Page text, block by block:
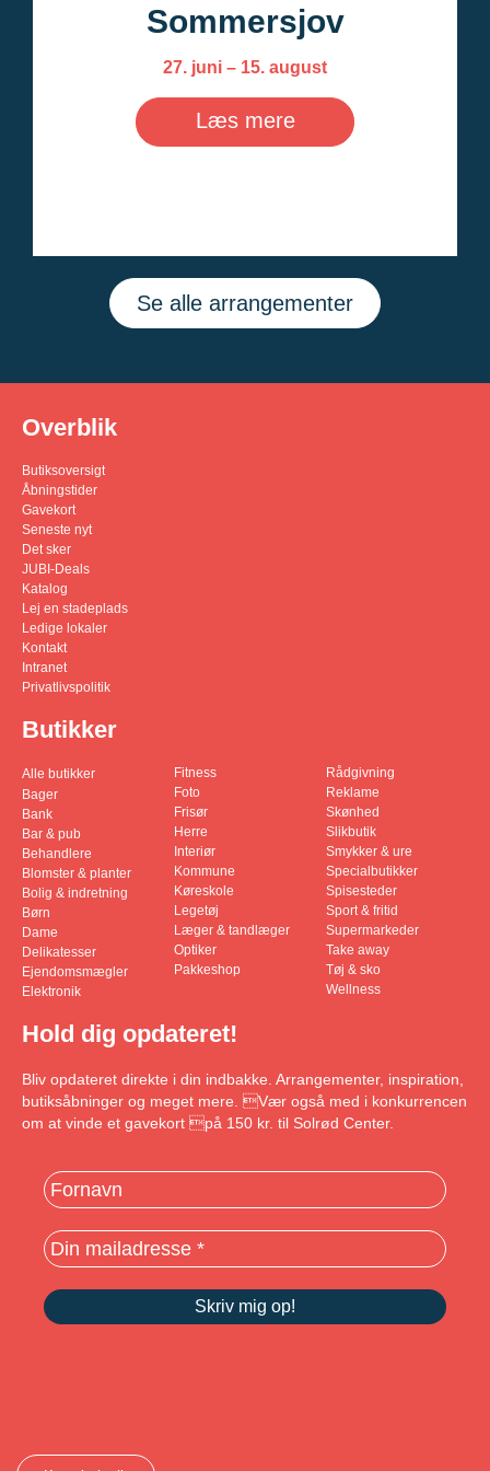
Sommersjov
27. juni – 15. august
Læs mere
Se alle arrangementer
Overblik
Butiksoversigt
Åbningstider
Gavekort
Seneste nyt
Det sker
JUBI-Deals
Katalog
Lej en stadeplads
Ledige lokaler
Kontakt
Intranet
Privatlivspolitik
Butikker
Alle butikker
Bager
Bank
Bar & pub
Behandlere
Blomster & planter
Bolig & indretning
Børn
Dame
Delikatesser
Ejendomsmægler
Elektronik
Fitness
Foto
Frisør
Herre
Interiør
Kommune
Køreskole
Legetøj
Læger & tandlæger
Optiker
Pakkeshop
Rådgivning
Reklame
Skønhed
Slikbutik
Smykker & ure
Specialbutikker
Spisesteder
Sport & fritid
Supermarkeder
Take away
Tøj & sko
Wellness
Hold dig opdateret!
Bliv opdateret direkte i din indbakke. Arrangementer, inspiration,
butiksåbninger og meget mere. Vær også med i konkurrencen
om at vinde et gavekort på 150 kr. til Solrød Center.